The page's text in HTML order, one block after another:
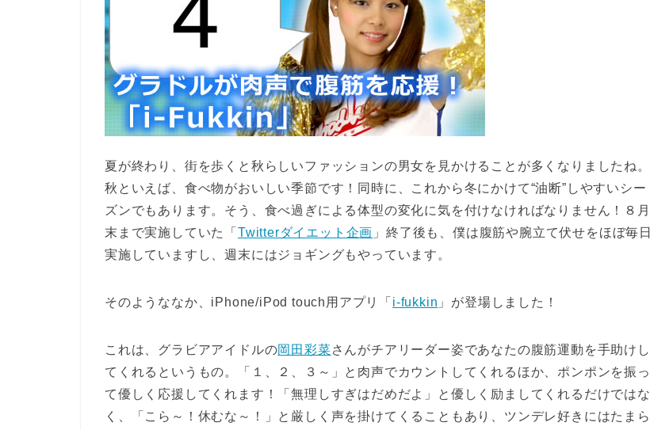
夏が終わり、街を歩くと秋らしいファッションの男女を見かけることが多くなりましたね。
秋といえば、食べ物がおいしい季節です！同時に、これから冬にかけて“油断”しやすいシー
ズンでもあります。そう、食べ過ぎによる体型の変化に気を付けなければなりません！８月
末まで実施していた「 Twitterダイエット企画 」終了後も、僕は腹筋や腕立て伏せをほぼ毎日
実施していますし、週末にはジョギングもやっています。
そのようななか、iPhone/iPod touch用アプリ「 i-fukkin 」が登場しました！
これは、グラビアアイドルの岡田彩菜さんがチアリーダー姿であなたの腹筋運動を手助けし
てくれるというもの。「１、２、３～」と肉声でカウントしてくれるほか、ポンポンを振っ
て優しく応援してくれます！「無理しすぎはだめだよ」と優しく励ましてくれるだけではな
く、「こら～！休むな～！」と厳しく声を掛けてくることもあり、ツンデレ好きにはたまら